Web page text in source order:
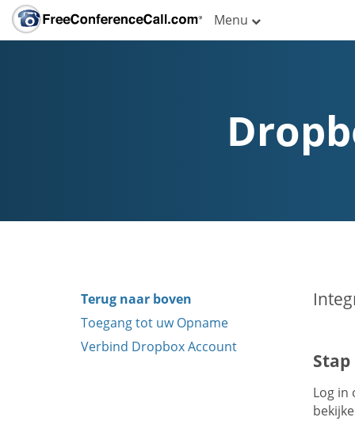
Menu
Terug naar boven
Toegang tot uw Opname
Verbind Dropbox Account
Log in